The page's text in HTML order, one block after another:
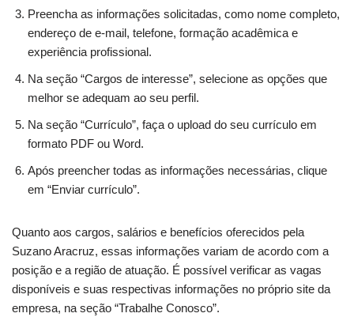
Preencha as informações solicitadas, como nome completo,
endereço de e-mail, telefone, formação acadêmica e
experiência profissional.
Na seção “Cargos de interesse”, selecione as opções que
melhor se adequam ao seu perfil.
Na seção “Currículo”, faça o upload do seu currículo em
formato PDF ou Word.
Após preencher todas as informações necessárias, clique
em “Enviar currículo”.
Quanto aos cargos, salários e benefícios oferecidos pela
Suzano Aracruz, essas informações variam de acordo com a
posição e a região de atuação. É possível verificar as vagas
disponíveis e suas respectivas informações no próprio site da
empresa, na seção “Trabalhe Conosco”.